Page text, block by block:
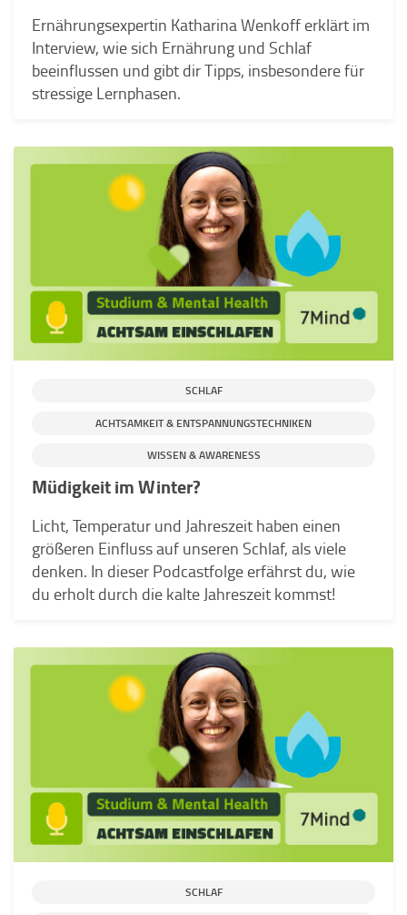
Ernährungsexpertin Katharina Wenkoff erklärt im
Interview, wie sich Ernährung und Schlaf
beeinflussen und gibt dir Tipps, insbesondere für
stressige Lernphasen.
SCHLAF
ACHTSAMKEIT & ENTSPANNUNGSTECHNIKEN
WISSEN & AWARENESS
Müdigkeit im Winter?
Licht, Temperatur und Jahreszeit haben einen
größeren Einfluss auf unseren Schlaf, als viele
denken. In dieser Podcastfolge erfährst du, wie
du erholt durch die kalte Jahreszeit kommst!
SCHLAF